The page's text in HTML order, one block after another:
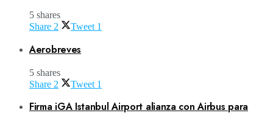
5 shares
Share 2 Tweet 1
Aerobreves
5 shares
Share 2 Tweet 1
Firma iGA Istanbul Airport alianza con Airbus para